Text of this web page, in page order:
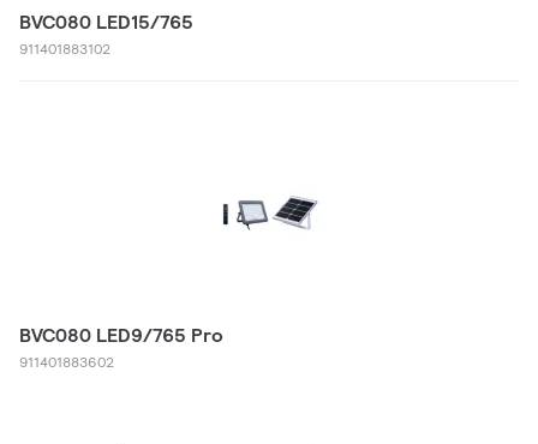
BVC080 LED15/765
911401883102
BVC080 LED9/765 Pro
911401883602